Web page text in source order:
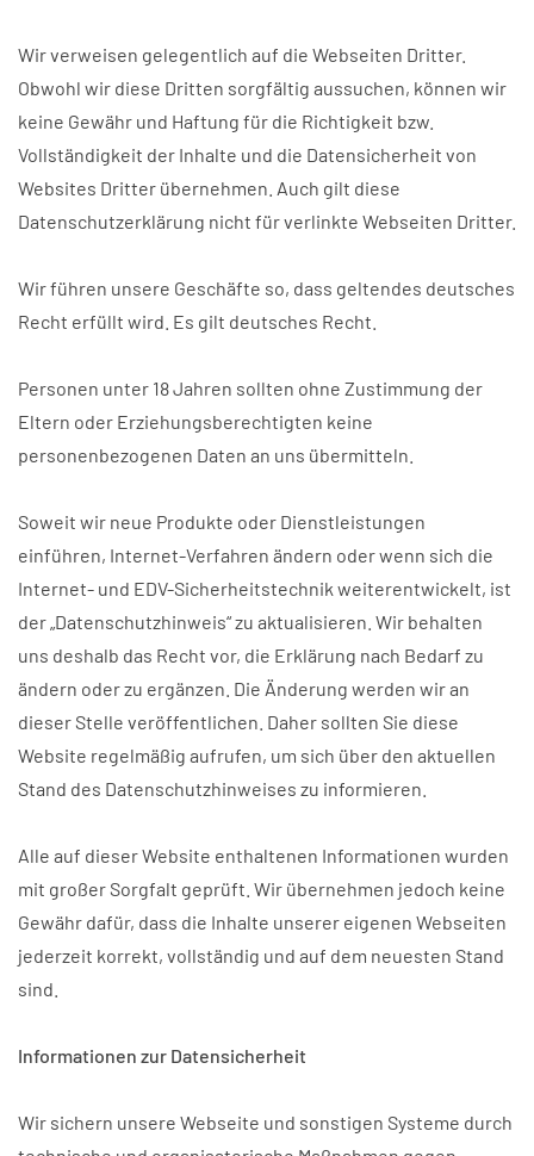
Wir verweisen gelegentlich auf die Webseiten Dritter.
Obwohl wir diese Dritten sorgfältig aussuchen, können wir
keine Gewähr und Haftung für die Richtigkeit bzw.
Vollständigkeit der Inhalte und die Datensicherheit von
Websites Dritter übernehmen. Auch gilt diese
Datenschutzerklärung nicht für verlinkte Webseiten Dritter.
Wir führen unsere Geschäfte so, dass geltendes deutsches
Recht erfüllt wird. Es gilt deutsches Recht.
Personen unter 18 Jahren sollten ohne Zustimmung der
Eltern oder Erziehungsberechtigten keine
personenbezogenen Daten an uns übermitteln.
Soweit wir neue Produkte oder Dienstleistungen
einführen, Internet-Verfahren ändern oder wenn sich die
Internet- und EDV-Sicherheitstechnik weiterentwickelt, ist
der „Datenschutzhinweis“ zu aktualisieren. Wir behalten
uns deshalb das Recht vor, die Erklärung nach Bedarf zu
ändern oder zu ergänzen. Die Änderung werden wir an
dieser Stelle veröffentlichen. Daher sollten Sie diese
Website regelmäßig aufrufen, um sich über den aktuellen
Stand des Datenschutzhinweises zu informieren.
Alle auf dieser Website enthaltenen Informationen wurden
mit großer Sorgfalt geprüft. Wir übernehmen jedoch keine
Gewähr dafür, dass die Inhalte unserer eigenen Webseiten
jederzeit korrekt, vollständig und auf dem neuesten Stand
sind.
Informationen zur Datensicherheit
Wir sichern unsere Webseite und sonstigen Systeme durch